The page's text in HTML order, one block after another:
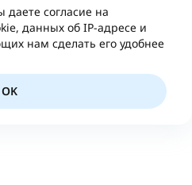
согласие на
данных об IP-адресе и
нам сделать его удобнее
OK